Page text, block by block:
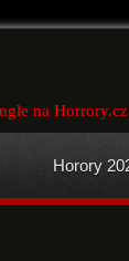
na Horrory.cz
Horory